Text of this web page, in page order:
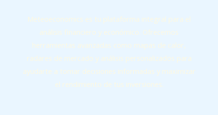
Meteoeconomics es tu plataforma integral para el
análisis financiero y económico. Ofrecemos
herramientas avanzadas como mapas de calor,
radares de mercado y análisis personalizados para
ayudarte a tomar decisiones informadas y maximizar
el rendimiento de tus inversiones.